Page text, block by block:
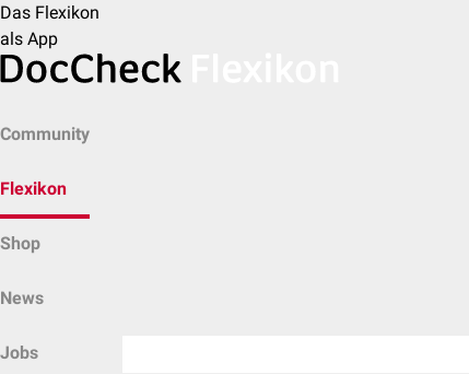
Das Flexikon
als App
Community
Flexikon
Shop
News
Jobs